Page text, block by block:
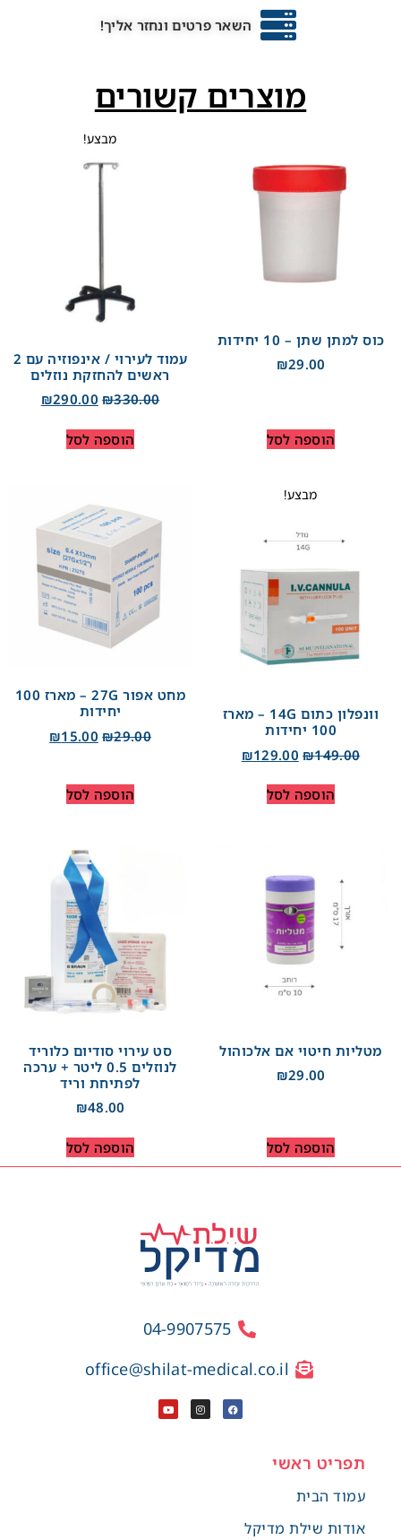
השאר פרטים ונחזר אליך!
מוצרים קשורים
כוס למתן שתן – 10 יחידות
₪29.00
הוספה לסל
מבצע!
עמוד לעירוי / אינפוזיה עם 2
ראשים להחזקת נוזלים
₪330.00
₪290.00
הוספה לסל
מבצע!
וונפלון כתום 14G – מארז
100 יחידות
₪149.00
₪129.00
הוספה לסל
מחט אפור 27G – מארז 100
יחידות
₪29.00
₪15.00
הוספה לסל
מטליות חיטוי אם אלכוהול
₪29.00
הוספה לסל
סט עירוי סודיום כלוריד
לנוזלים 0.5 ליטר + ערכה
לפתיחת וריד
₪48.00
הוספה לסל
04-9907575
office@shilat-medical.co.il
תפריט ראשי
עמוד הבית
אודות שילת מדיקל